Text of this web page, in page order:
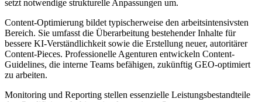
setzt notwendige strukturelle Anpassungen um.
Content-Optimierung bildet typischerweise den arbeitsintensivsten
Bereich. Sie umfasst die Überarbeitung bestehender Inhalte für
bessere KI-Verständlichkeit sowie die Erstellung neuer, autoritärer
Content-Pieces. Professionelle Agenturen entwickeln Content-
Guidelines, die interne Teams befähigen, zukünftig GEO-optimiert
zu arbeiten.
Monitoring und Reporting stellen essenzielle Leistungsbestandteile